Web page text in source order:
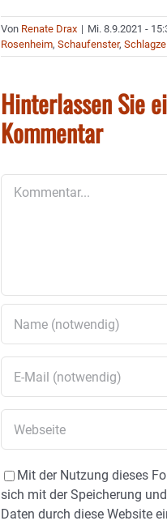
Von Renate Drax | Mi. 8.9.2021 -
Rosenheim,Schaufenster,
Hinterlassen Sie
Kommentar
Mit der Nutzung dieses
sich mit der Speicherung
Daten durch diese Website